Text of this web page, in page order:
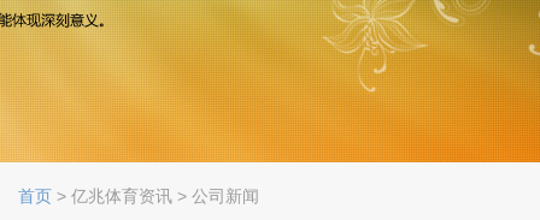
首页 > 亿兆体育资讯 > 公司新闻